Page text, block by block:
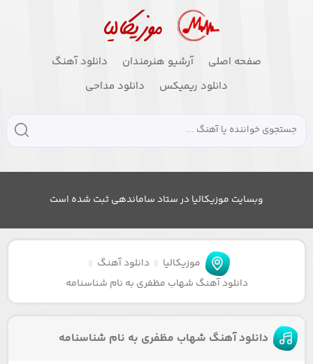
صفحه اصلی آرشیو هنرمندان
دانلود آهنگ
دانلود ریمیکس
دانلود مداحی
وبسایت موزیکالیا در ستاد ساماندهی ثبت شده است
موزیکالیا
دانلود آهنگ
دانلود آهنگ شهاب مظفری به نام شناسنامه
دانلود آهنگ شهاب مظفری به نام شناسنامه